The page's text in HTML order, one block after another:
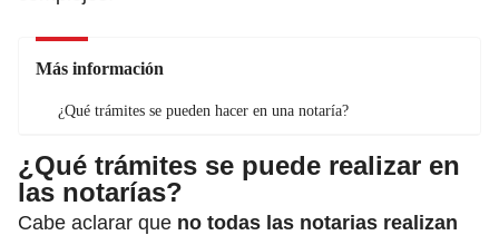
Más información
¿Qué trámites se pueden hacer en una notaría?
¿Qué trámites se puede realizar en
las notarías?
Cabe aclarar que no todas las notarias realizan